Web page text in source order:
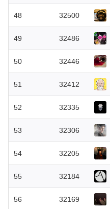
48 32500
49 32486
50 32446
51 32412
52 32335
53 32306
54 32205
55 32184
56 32169